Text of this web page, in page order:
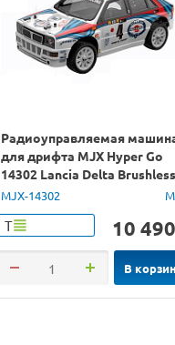
Радиоуправляемая
для дрифта MJX Hyper Go
14302 Lancia Delta Brushless
4WD 2.4G LED 1/14 RTR
MJX-14302
Т 10 490
В